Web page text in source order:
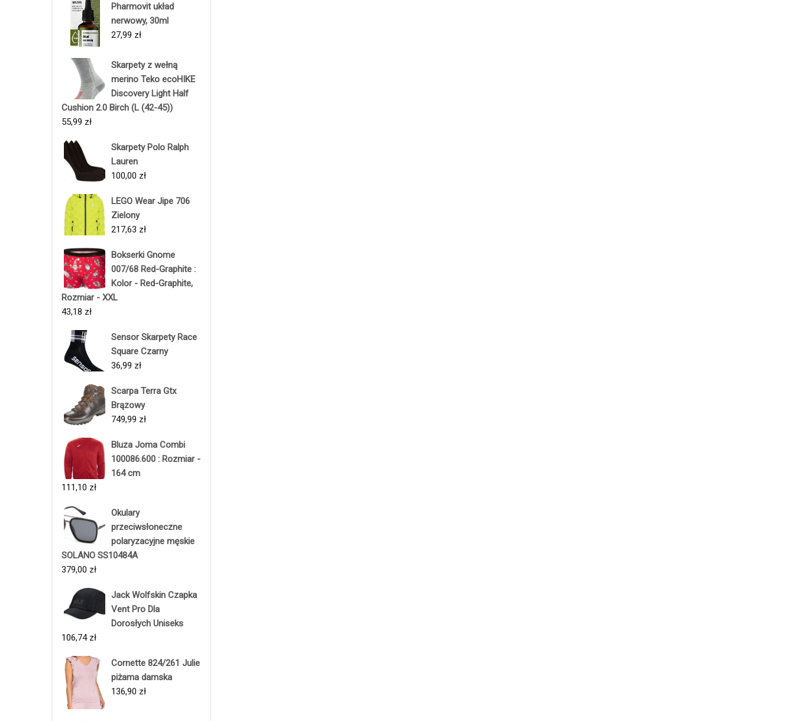
Pharmovit układ
nerwowy, 30ml
27,99 zł
Skarpety z wełną
merino Teko ecoHIKE
Discovery Light Half
Cushion 2.0 Birch (L (42-45))
55,99 zł
Skarpety Polo Ralph
Lauren
100,00 zł
LEGO Wear Jipe 706
Zielony
217,63 zł
Bokserki Gnome
007/68 Red-Graphite :
Kolor - Red-Graphite,
Rozmiar - XXL
43,18 zł
Sensor Skarpety Race
Square Czarny
36,99 zł
Scarpa Terra Gtx
Brązowy
749,99 zł
Bluza Joma Combi
100086.600 : Rozmiar -
164 cm
111,10 zł
Okulary
przeciwsłoneczne
polaryzacyjne męskie
SOLANO SS10484A
379,00 zł
Jack Wolfskin Czapka
Vent Pro Dla
Dorosłych Uniseks
106,74 zł
Cornette 824/261 Julie
piżama damska
136,90 zł